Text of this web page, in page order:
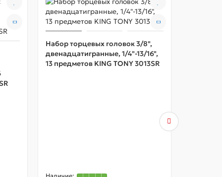
Набор торцевых головок 3/8",
двенадцатигранные, 1/4"-13/16",
13 предметов KING TONY 3013SR